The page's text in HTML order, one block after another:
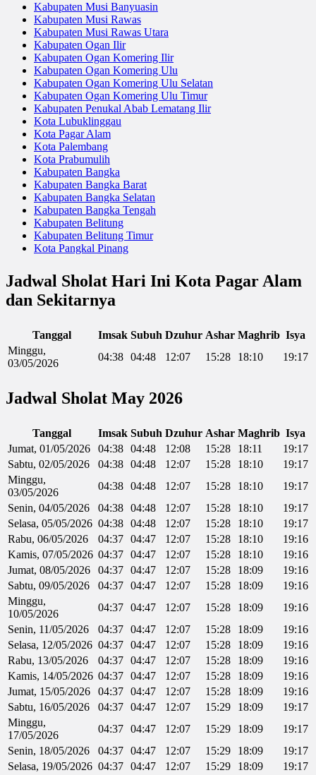
Kabupaten Musi Banyuasin
Kabupaten Musi Rawas
Kabupaten Musi Rawas Utara
Kabupaten Ogan Ilir
Kabupaten Ogan Komering Ilir
Kabupaten Ogan Komering Ulu
Kabupaten Ogan Komering Ulu Selatan
Kabupaten Ogan Komering Ulu Timur
Kabupaten Penukal Abab Lematang Ilir
Kota Lubuklinggau
Kota Pagar Alam
Kota Palembang
Kota Prabumulih
Kabupaten Bangka
Kabupaten Bangka Barat
Kabupaten Bangka Selatan
Kabupaten Bangka Tengah
Kabupaten Belitung
Kabupaten Belitung Timur
Kota Pangkal Pinang
Jadwal Sholat Hari Ini Kota Pagar Alam
dan Sekitarnya
Tanggal Imsak Subuh Dzuhur Ashar Maghrib Isya
Minggu,
03/05/2026
04:38 04:48 12:07 15:28 18:10 19:17
Jadwal Sholat May 2026
Tanggal Imsak Subuh Dzuhur Ashar Maghrib Isya
Jumat, 01/05/2026
04:38 04:48 12:08 15:28 18:11
19:17
Sabtu, 02/05/2026
04:38 04:48 12:07 15:28 18:10
19:17
Minggu,
03/05/2026
04:38 04:48 12:07 15:28 18:10
19:17
Senin, 04/05/2026
04:38 04:48 12:07 15:28 18:10
19:17
Selasa, 05/05/2026 04:38 04:48 12:07 15:28 18:10
19:17
Rabu, 06/05/2026
04:37 04:47 12:07 15:28 18:10
19:16
Kamis, 07/05/2026 04:37 04:47 12:07 15:28 18:10
19:16
Jumat, 08/05/2026
04:37 04:47 12:07 15:28 18:09
19:16
Sabtu, 09/05/2026
04:37 04:47 12:07 15:28 18:09
19:16
Minggu,
10/05/2026
04:37 04:47 12:07 15:28 18:09
19:16
Senin, 11/05/2026
04:37 04:47 12:07 15:28 18:09
19:16
Selasa, 12/05/2026 04:37 04:47 12:07 15:28 18:09
19:16
Rabu, 13/05/2026
04:37 04:47 12:07 15:28 18:09
19:16
Kamis, 14/05/2026 04:37 04:47 12:07 15:28 18:09
19:16
Jumat, 15/05/2026
04:37 04:47 12:07 15:28 18:09
19:16
Sabtu, 16/05/2026
04:37 04:47 12:07 15:29 18:09
19:17
Minggu,
17/05/2026
04:37 04:47 12:07 15:29 18:09
19:17
Senin, 18/05/2026
04:37 04:47 12:07 15:29 18:09
19:17
Selasa, 19/05/2026 04:37 04:47 12:07 15:29 18:09
19:17